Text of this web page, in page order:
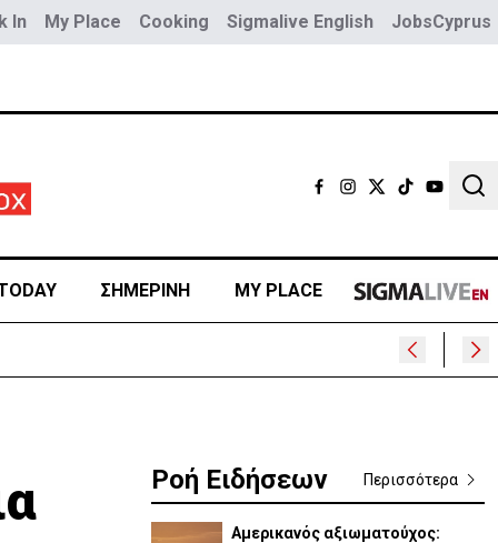
In My Place Cooking Sigmalive English JobsCyprus
ΣΗΜΕΡΙΝΗ MY PLACE
Ροή Ειδήσεων Περισσότερα
Αμερικανός αξιωματούχος: